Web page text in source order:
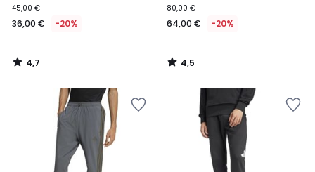
45,00 €
36,00 € -20%
4,7
/
80,00 €
64,00 € -20%
4,5
/